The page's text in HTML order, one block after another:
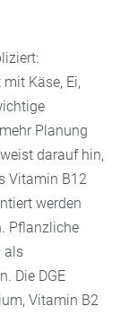
Käse, Ei,
Planung
darauf hin,
Vitamin B12
werden
Pflanzliche
als
Die DGE
Vitamin B2